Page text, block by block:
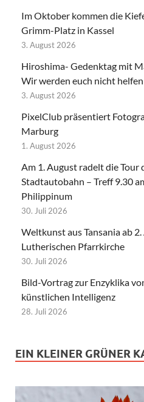
Im Oktober kommen die
Grimm-Platz in Kassel
3. August 2026
Hiroshima- Gedenktag mit
Wir werden euch nicht
3. August 2026
PixelClub präsentiert
Marburg
1. August 2026
Am 1. August radelt die Tour
Stadtautobahn – Treff 9.30
Philippinum
30. Juli 2026
Weltkunst aus Tansania ab
Lutherischen Pfarrkirche
30. Juli 2026
Bild-Vortrag zur Enzyklika
künstlichen Intelligenz
28. Juli 2026
EIN KLEINER GRÜNER